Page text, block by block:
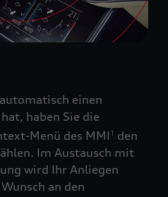
einen
haben Sie die
Menü des MMI 1
den
Im Austausch mit
wird Ihr Anliegen
an den